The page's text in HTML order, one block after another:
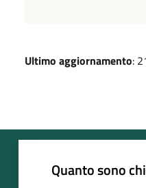
Ultimo aggiornamento:
Quanto sono